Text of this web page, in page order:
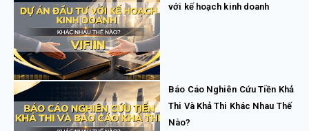
với kế hoạch kinh doanh
Báo Cáo Nghiên Cứu Tiền Khả
Thi Và Khả Thi Khác Nhau Thế
Nào?